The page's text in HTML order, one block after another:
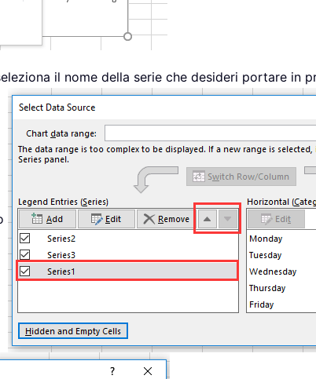
il nome della serie che desideri portare in